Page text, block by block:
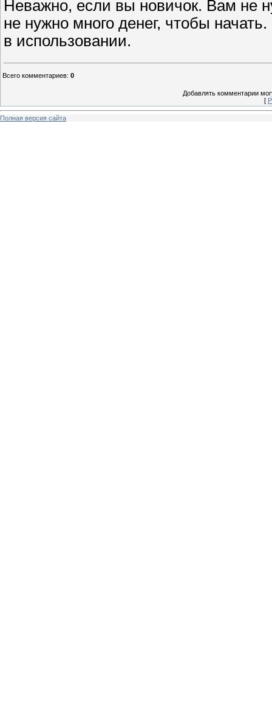
Неважно, если вы новичок. Вам не
не нужно много денег, чтобы
в использовании.
Всего комментариев: 0
Добавлять комментарии
[
Полная версия сайта